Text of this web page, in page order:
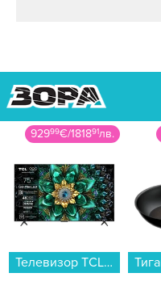
92999€/181891лв.
Телевизор TCL 75Q6C , 189 см, 3840x2160 UHD-4K , 75 inch, Android , Mini LED , Smart TV...